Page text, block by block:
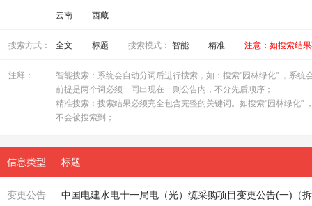
云南 西藏
搜索方式： 全文 标题 搜索模式： 智能 精准 注意：如搜索结
注释：
智能搜索：系统会自动分词后进行搜索，如：搜索"园林绿化" ，系统
前提是两个词必须一同出现在一则公告内，不分先后顺序；
精准搜索：搜索结果必须完全包含完整的关键词。如搜索"园林绿化"
不会被搜索到；
信息类型 标题
变更公告 中国电建水电十一局电（光）缆采购项目变更公告(一)（